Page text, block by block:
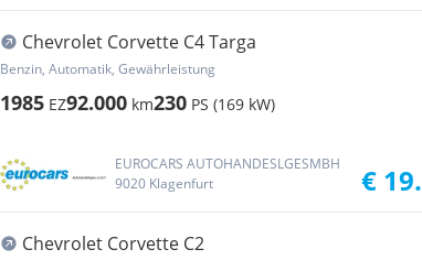
Chevrolet Corvette C4 Targa
Benzin, Automatik, Gewährleistung
1985 EZ92.000 km230 PS (169 kW)
EUROCARS AUTOHANDESLGESMBH
9020 Klagenfurt
€
Chevrolet Corvette C2